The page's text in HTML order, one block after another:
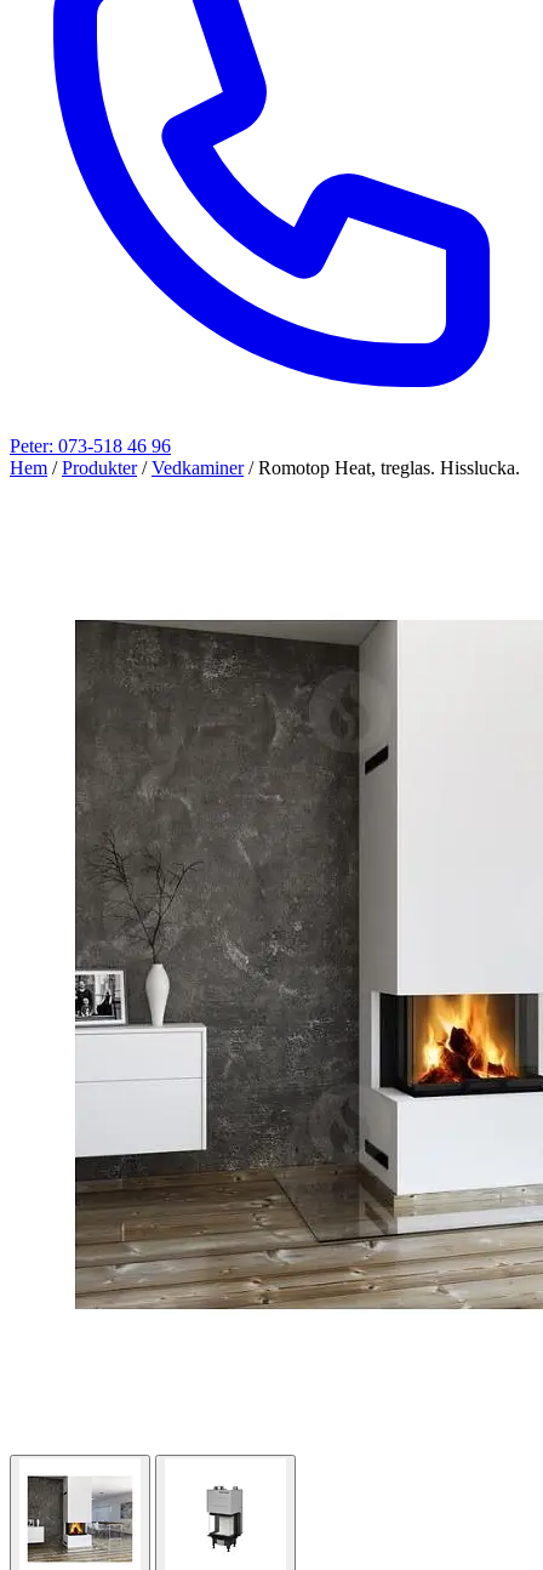
Peter: 073-518 46 96
Hem / Produkter / Vedkaminer / Romotop Heat, treglas. Hisslucka.